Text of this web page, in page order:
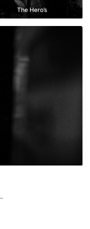
The Hero’s